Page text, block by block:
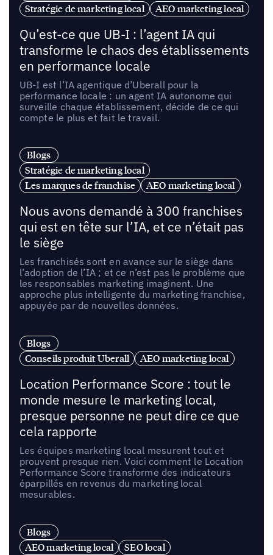
Stratégie de marketing local AEO marketing local
Qu’est-ce que UB-I : l’agent IA qui
transforme le chaos des établissements
en performance locale
UB-I est l’IA agentique d’Uberall pour la
performance locale : un agent IA autonome qui
surveille chaque établissement, décide de ce qui
compte le plus et fait le travail.
Blogs
Stratégie de marketing local
Les marques de franchise
AEO marketing local
Nous avons demandé à 300 franchises
qui est en tête sur l’IA, et ce n’était pas
le siège
Les franchisés sont en avance sur le siège dans
l’adoption de l’IA ; et ce n’est pas le problème que
les responsables marketing imaginent. Une
approche plus intelligente du marketing franchise,
appuyée par de nouvelles données.
Blogs
Conseils produit Uberall
AEO marketing local
Location Performance Score : tout le
monde mesure le marketing local,
presque personne ne peut dire ce que
cela rapporte
Les équipes marketing local mesurent tout et
prouvent presque rien. Voici comment le Location
Performance Score transforme des indicateurs
éparpillés en revenus du marketing local
mesurables.
Blogs
AEO marketing local
SEO local